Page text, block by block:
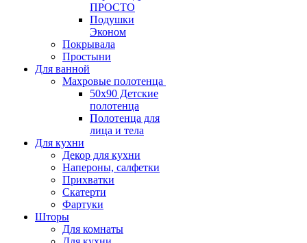
ПРОСТО
Подушки
Эконом
Покрывала
Простыни
Для ванной
Махровые полотенца
50х90 Детские
полотенца
Полотенца для
лица и тела
Для кухни
Декор для кухни
Напероны, салфетки
Прихватки
Скатерти
Фартуки
Шторы
Для комнаты